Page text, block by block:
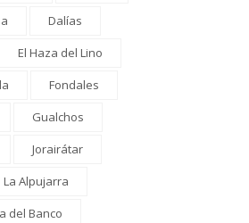
Dalías
El Haza del Lino
Fondales
Gualchos
Jorairátar
La Alpujarra
del Banco